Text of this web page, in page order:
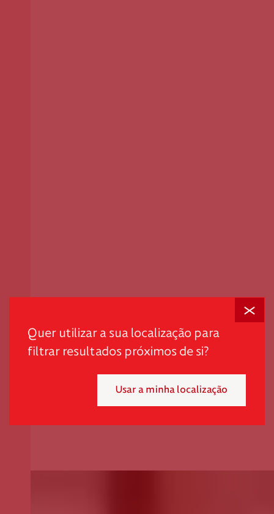
Quer utilizar a sua localização para
filtrar resultados próximos de si?
Usar a minha localização